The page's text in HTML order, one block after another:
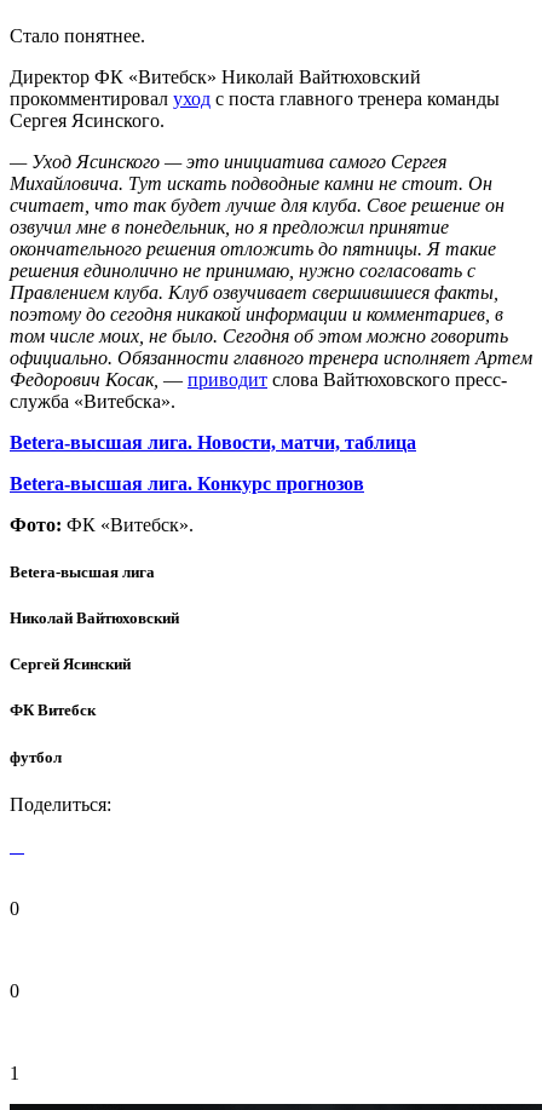
Стало понятнее.
Директор ФК «Витебск» Николай Вайтюховский
прокомментировал уход с поста главного тренера команды
Сергея Ясинского.
— Уход Ясинского — это инициатива самого Сергея
Михайловича. Тут искать подводные камни не стоит. Он
считает, что так будет лучше для клуба. Свое решение он
озвучил мне в понедельник, но я предложил принятие
окончательного решения отложить до пятницы. Я такие
решения единолично не принимаю, нужно согласовать с
Правлением клуба. Клуб озвучивает свершившиеся факты,
поэтому до сегодня никакой информации и комментариев, в
том числе моих, не было. Сегодня об этом можно говорить
официально. Обязанности главного тренера исполняет Артем
Федорович Косак, — приводит слова Вайтюховского пресс-
служба «Витебска».
Betera-высшая лига. Новости, матчи, таблица
Betera-высшая лига. Конкурс прогнозов
Фото: ФК «Витебск».
Betera-высшая лига
Николай Вайтюховский
Сергей Ясинский
ФК Витебск
футбол
Поделиться:
0
0
1